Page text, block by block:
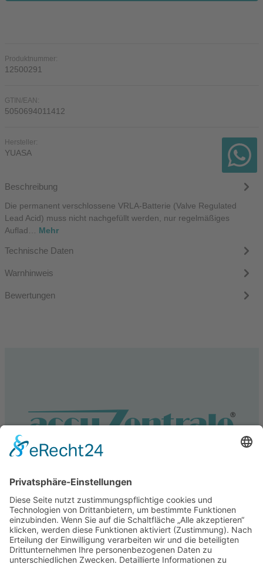
Produktnummer:
12500291
GTIN/EAN:
5050694011412
Hersteller:
YUASA
Beschreibung
Die permanent verschlossene VRLA-Batterie (Valve Regulated
Lead Acid) muss nicht nachgefüllt werden, nur regelmäßiges
Auflad… Mehr
Technische Daten
Warnhinweis
Bewertungen
Service
Information